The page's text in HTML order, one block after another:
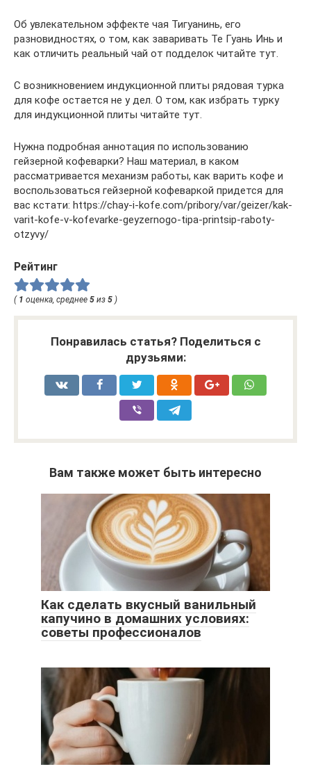
Об увлекательном эффекте чая Тигуанинь, его
разновидностях, о том, как заваривать Те Гуань Инь и
как отличить реальный чай от подделок читайте тут.
С возникновением индукционной плиты рядовая турка
для кофе остается не у дел. О том, как избрать турку
для индукционной плиты читайте тут.
Нужна подробная аннотация по использованию
гейзерной кофеварки? Наш материал, в каком
рассматривается механизм работы, как варить кофе и
воспользоваться гейзерной кофеваркой придется для
вас кстати: https://chay-i-kofe.com/pribory/var/geizer/kak-
varit-kofe-v-kofevarke-geyzernogo-tipa-printsip-raboty-
otzyvy/
Рейтинг
( 1 оценка, среднее 5 из 5 )
Понравилась статья? Поделиться с
друзьями:
Вам также может быть интересно
Как сделать вкусный ванильный
капучино в домашних условиях:
советы профессионалов